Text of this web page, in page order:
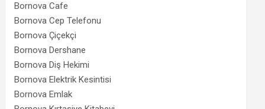
Bornova Cafe
Bornova Cep Telefonu
Bornova Çiçekçi
Bornova Dershane
Bornova Diş Hekimi
Bornova Elektrik Kesintisi
Bornova Emlak